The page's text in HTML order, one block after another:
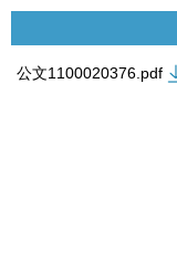
公文1100020376.pdf